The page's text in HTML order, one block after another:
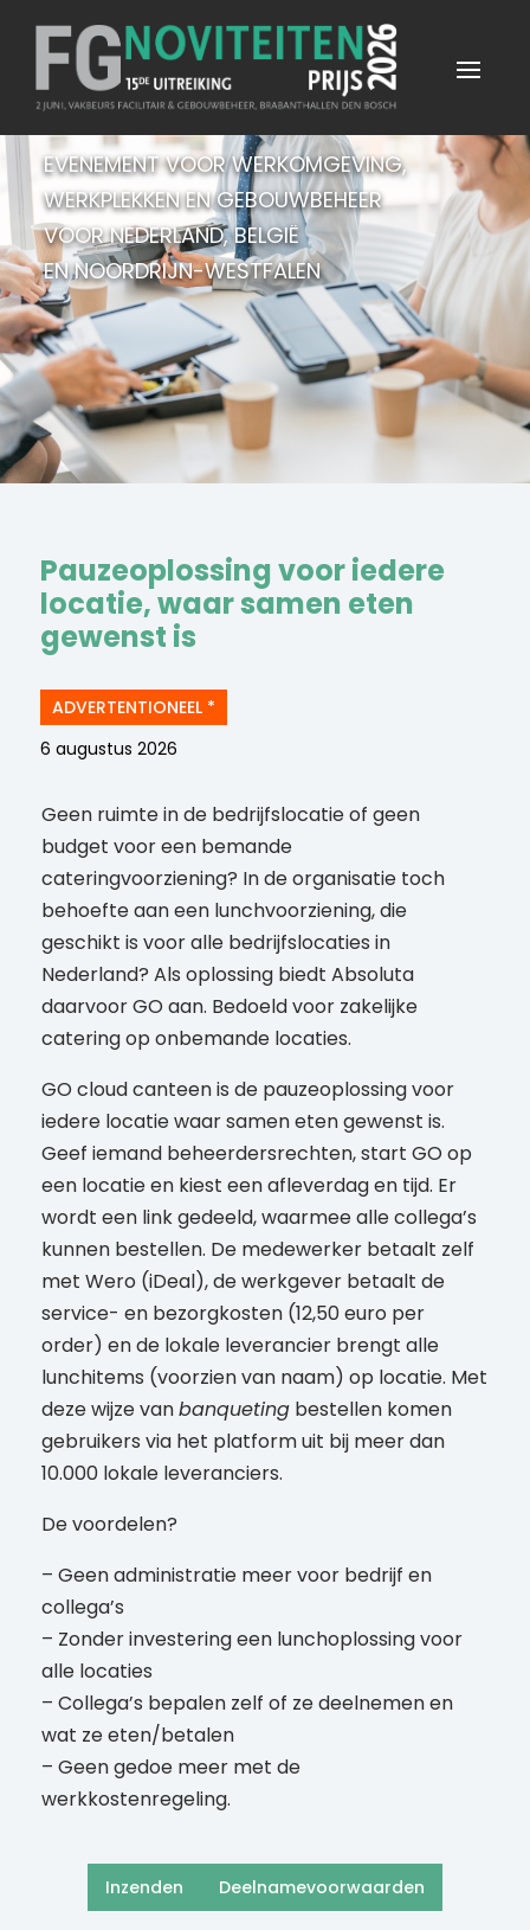
EVENEMENT VOOR WERKOMGEVING,
WERKPLEKKEN EN GEBOUWBEHEER
VOOR NEDERLAND, BELGIË
EN NOORDRIJN-WESTFALEN
Pauzeoplossing voor iedere
locatie, waar samen eten
gewenst is
ADVERTENTIONEEL *
6 augustus 2026
Geen ruimte in de bedrijfslocatie of geen
budget voor een bemande
cateringvoorziening? In de organisatie toch
behoefte aan een lunchvoorziening, die
geschikt is voor alle bedrijfslocaties in
Nederland? Als oplossing biedt Absoluta
daarvoor GO aan. Bedoeld voor zakelijke
catering op onbemande locaties.
GO cloud canteen is de pauzeoplossing voor
iedere locatie waar samen eten gewenst is.
Geef iemand beheerdersrechten, start GO op
een locatie en kiest een afleverdag en tijd. Er
wordt een link gedeeld, waarmee alle collega’s
kunnen bestellen. De medewerker betaalt zelf
met Wero (iDeal), de werkgever betaalt de
service- en bezorgkosten (12,50 euro per
order) en de lokale leverancier brengt alle
lunchitems (voorzien van naam) op locatie. Met
deze wijze vanbanquetingbestellen komen
gebruikers via het platform uit bij meer dan
10.000 lokale leveranciers.
De voordelen?
– Geen administratie meer voor bedrijf en
collega’s
– Zonder investering een lunchoplossing voor
alle locaties
– Collega’s bepalen zelf of ze deelnemen en
wat ze eten/betalen
– Geen gedoe meer met de
werkkostenregeling.
Inzenden Deelnamevoorwaarden